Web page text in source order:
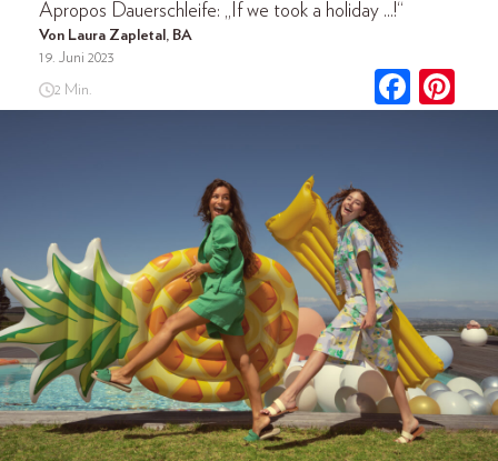
Apropos Dauerschleife: „If we took a holiday ...!“
Von Laura Zapletal, BA
19. Juni 2023
2 Min.